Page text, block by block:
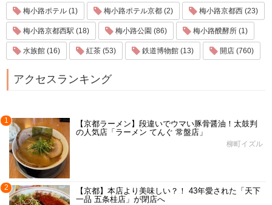
梅小路ポテル (1) 梅小路ポテル京都 (2) 梅小路京都西 (23)
梅小路京都西駅 (18) 梅小路公園 (86) 梅小路醗酵所 (1)
水族館 (16) 紅茶 (53) 鉄道博物館 (13) 開店 (760)
アクセスランキング
1
【京都ラーメン】段違いでウマい豚骨醤油！太鼓判
の人気店「ラーメン てんぐ 常盤店」
柳町イズル
2
【京都】本店より美味しい？！ 43年愛された「天下
一品 五条桂店」が閉店へ